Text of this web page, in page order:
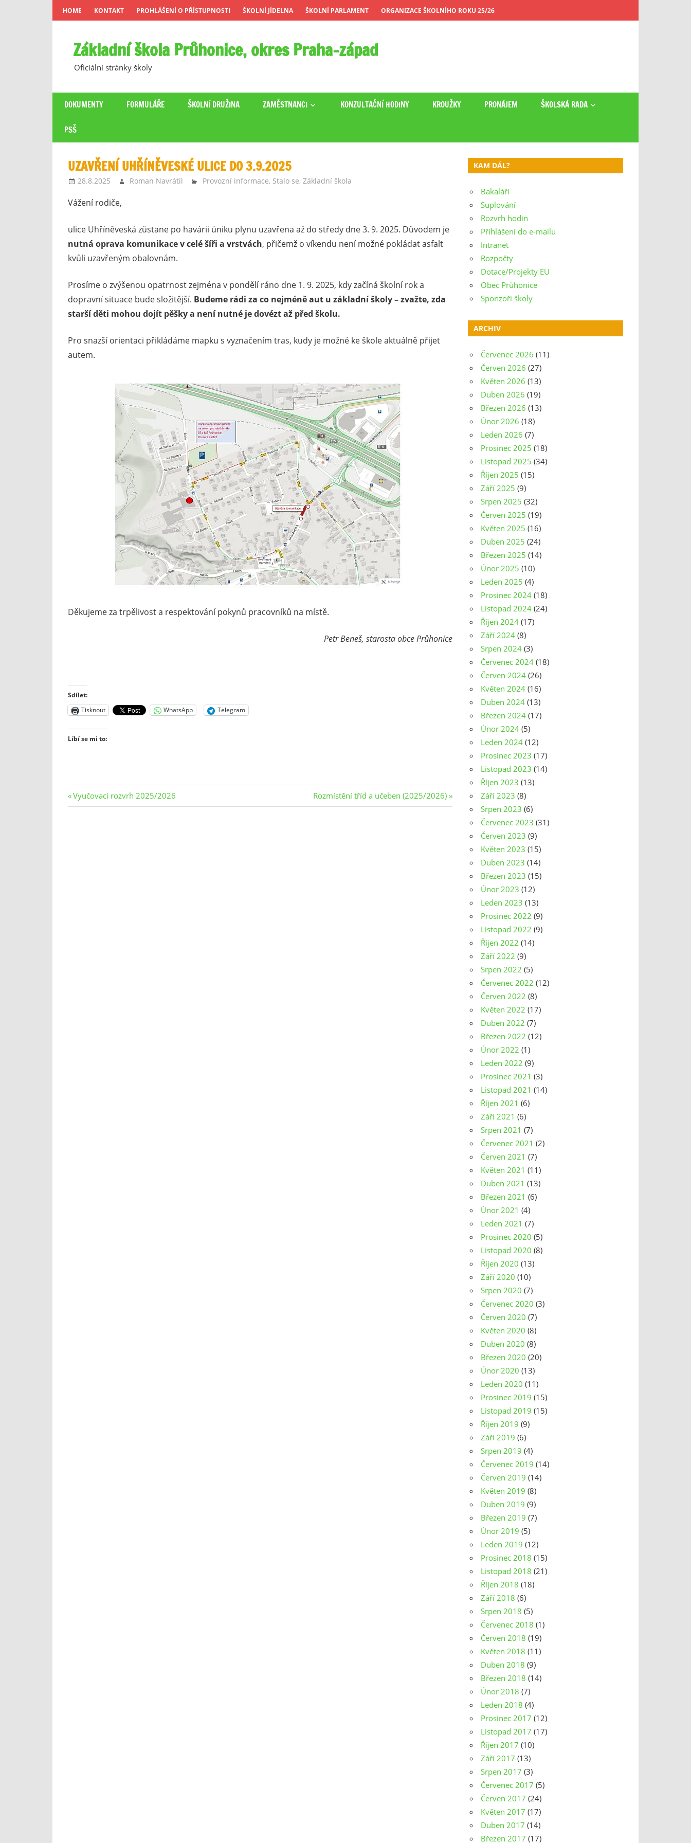
Skip
to
HOME KONTAKT PROHLÁŠENÍ O PŘÍSTUPNOSTI ŠKOLNÍ JÍDELNA ŠKOLNÍ PARLAMENT ORGANIZACE ŠKOLNÍHO ROKU 25/26
Základní škola Průhonice, okres Praha-západ
Oficiální stránky školy
DOKUMENTY FORMULÁŘE ŠKOLNÍ DRUŽINA ZAMĚSTNANCI KONZULTAČNÍ HODINY KROUŽKY PRONÁJEM ŠKOLSKÁ RADA
PSŠ
UZAVŘENÍ UHŘÍNĚVESKÉ ULICE DO 3.9.2025
28.8.2025 Roman Navrátil Provozní informace, Stalo se, Základní škola
Vážení rodiče,
ulice Uhříněveská zůstane po havárii úniku plynu uzavřena až do středy dne 3. 9. 2025. Důvodem je
nutná oprava komunikace v celé šíři a vrstvách, přičemž o víkendu není možné pokládat asfalt
kvůli uzavřeným obalovnám.
Prosíme o zvýšenou opatrnost zejména v pondělí ráno dne 1. 9. 2025, kdy začíná školní rok a
dopravní situace bude složitější. Budeme rádi za co nejméně aut u základní školy – zvažte, zda
starší děti mohou dojít pěšky a není nutné je dovézt až před školu.
Pro snazší orientaci přikládáme mapku s vyznačením tras, kudy je možné ke škole aktuálně přijet
autem.
Děkujeme za trpělivost a respektování pokynů pracovníků na místě.
Petr Beneš, starosta obce Průhonice
Sdílet:
Tisknout
WhatsApp Telegram
Líbí se mi to:
Navigace
Previous
Post:
Vyučovací rozvrh 2025/2026
Next
Post:
Rozmístění tříd a učeben (2025/2026)
KAM DÁL?
Bakaláři
Suplování
Rozvrh hodin
Přihlášení do e-mailu
Intranet
Rozpočty
Dotace/Projekty EU
Obec Průhonice
Sponzoři školy
ARCHIV
Červenec 2026 (11)
Červen 2026 (27)
Květen 2026 (13)
Duben 2026 (19)
Březen 2026 (13)
Únor 2026 (18)
Leden 2026 (7)
Prosinec 2025 (18)
Listopad 2025 (34)
Říjen 2025 (15)
Září 2025 (9)
Srpen 2025 (32)
Červen 2025 (19)
Květen 2025 (16)
Duben 2025 (24)
Březen 2025 (14)
Únor 2025 (10)
Leden 2025 (4)
Prosinec 2024 (18)
Listopad 2024 (24)
Říjen 2024 (17)
Září 2024 (8)
Srpen 2024 (3)
Červenec 2024 (18)
Červen 2024 (26)
Květen 2024 (16)
Duben 2024 (13)
Březen 2024 (17)
Únor 2024 (5)
Leden 2024 (12)
Prosinec 2023 (17)
Listopad 2023 (14)
Říjen 2023 (13)
Září 2023 (8)
Srpen 2023 (6)
Červenec 2023 (31)
Červen 2023 (9)
Květen 2023 (15)
Duben 2023 (14)
Březen 2023 (15)
Únor 2023 (12)
Leden 2023 (13)
Prosinec 2022 (9)
Listopad 2022 (9)
Říjen 2022 (14)
Září 2022 (9)
Srpen 2022 (5)
Červenec 2022 (12)
Červen 2022 (8)
Květen 2022 (17)
Duben 2022 (7)
Březen 2022 (12)
Únor 2022 (1)
Leden 2022 (9)
Prosinec 2021 (3)
Listopad 2021 (14)
Říjen 2021 (6)
Září 2021 (6)
Srpen 2021 (7)
Červenec 2021 (2)
Červen 2021 (7)
Květen 2021 (11)
Duben 2021 (13)
Březen 2021 (6)
Únor 2021 (4)
Leden 2021 (7)
Prosinec 2020 (5)
Listopad 2020 (8)
Říjen 2020 (13)
Září 2020 (10)
Srpen 2020 (7)
Červenec 2020 (3)
Červen 2020 (7)
Květen 2020 (8)
Duben 2020 (8)
Březen 2020 (20)
Únor 2020 (13)
Leden 2020 (11)
Prosinec 2019 (15)
Listopad 2019 (15)
Říjen 2019 (9)
Září 2019 (6)
Srpen 2019 (4)
Červenec 2019 (14)
Červen 2019 (14)
Květen 2019 (8)
Duben 2019 (9)
Březen 2019 (7)
Únor 2019 (5)
Leden 2019 (12)
Prosinec 2018 (15)
Listopad 2018 (21)
Říjen 2018 (18)
Září 2018 (6)
Srpen 2018 (5)
Červenec 2018 (1)
Červen 2018 (19)
Květen 2018 (11)
Duben 2018 (9)
Březen 2018 (14)
Únor 2018 (7)
Leden 2018 (4)
Prosinec 2017 (12)
Listopad 2017 (17)
Říjen 2017 (10)
Září 2017 (13)
Srpen 2017 (3)
Červenec 2017 (5)
Červen 2017 (24)
Květen 2017 (17)
Duben 2017 (14)
Březen 2017 (17)